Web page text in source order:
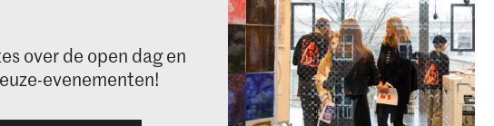
over de open dag en
evenementen!